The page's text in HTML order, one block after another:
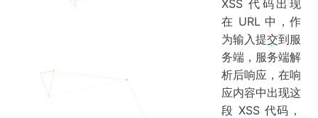
XSS 代码出现
在 URL 中，作
为输入提交到服
务端，服务端解
析后响应，在响
应内容中出现这
段 XSS 代码，